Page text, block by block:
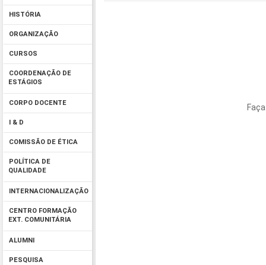
HISTÓRIA
ORGANIZAÇÃO
CURSOS
COORDENAÇÃO DE
ESTÁGIOS
CORPO DOCENTE
I & D
COMISSÃO DE ÉTICA
POLÍTICA DE
QUALIDADE
INTERNACIONALIZAÇÃO
CENTRO FORMAÇÃO
EXT. COMUNITÁRIA
ALUMNI
PESQUISA